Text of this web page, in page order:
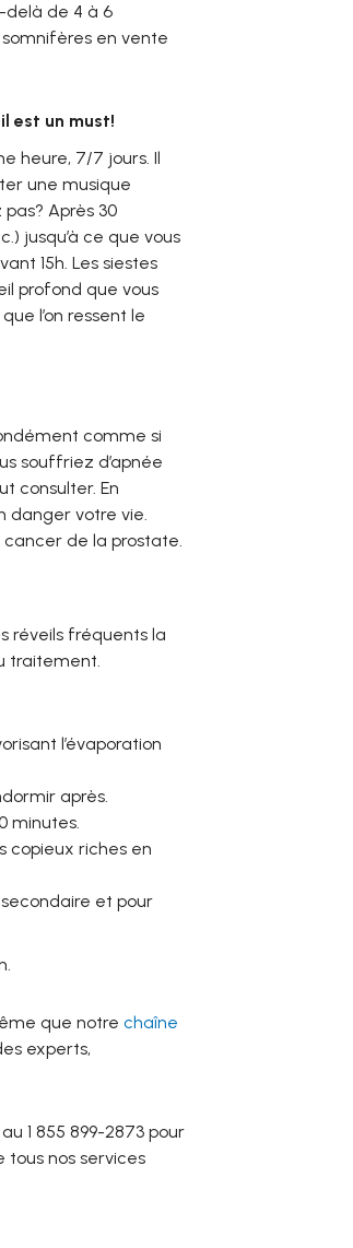
delà de 4 à 6
en vente
est un must!
heure, 7/7 jours. Il
une musique
Après 30
jusqu’à ce que vous
15h. Les siestes
profond que vous
l’on ressent le
comme si
souffriez d’apnée
consulter. En
danger votre vie.
cancer de la prostate.
réveils fréquents la
traitement.
l’évaporation
après.
minutes.
copieux riches en
et pour
que notre chaîne
experts,
1 855 899-2873 pour
nos services